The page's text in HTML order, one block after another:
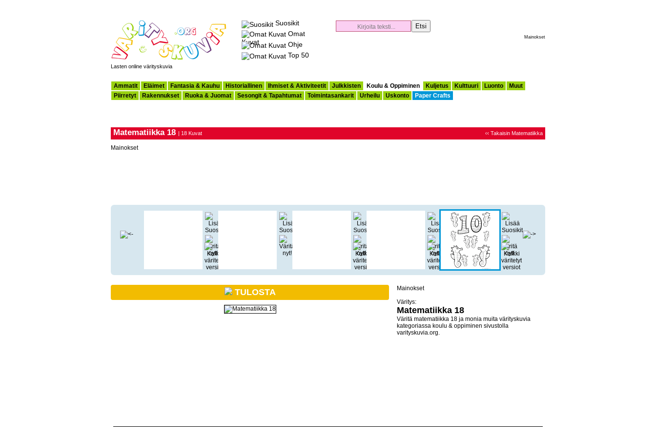
Lasten online värityskuvia
Suosikit
Omat
Kuvat
Ohje
Top 50
Mainokset
Ammatit Eläimet Fantasia & Kauhu Historiallinen Ihmiset & Aktiviteetit Julkkisten Koulu & Oppiminen Kuljetus Kulttuuri Luonto
Muut
Piirretyt
Rakennukset Ruoka & Juomat Sesongit & Tapahtumat Toimintasankarit Urheilu Uskonto Paper Crafts
Matematiikka 18 | 18 Kuvat ‹‹ Takaisin Matematiikka
Mainokset
TULOSTA
Mainokset
Väritys:
Matematiikka 18
Väritä matematiikka 18 ja monia muita värityskuvia
kategoriassa koulu & oppiminen sivustolla
varityskuvia.org.